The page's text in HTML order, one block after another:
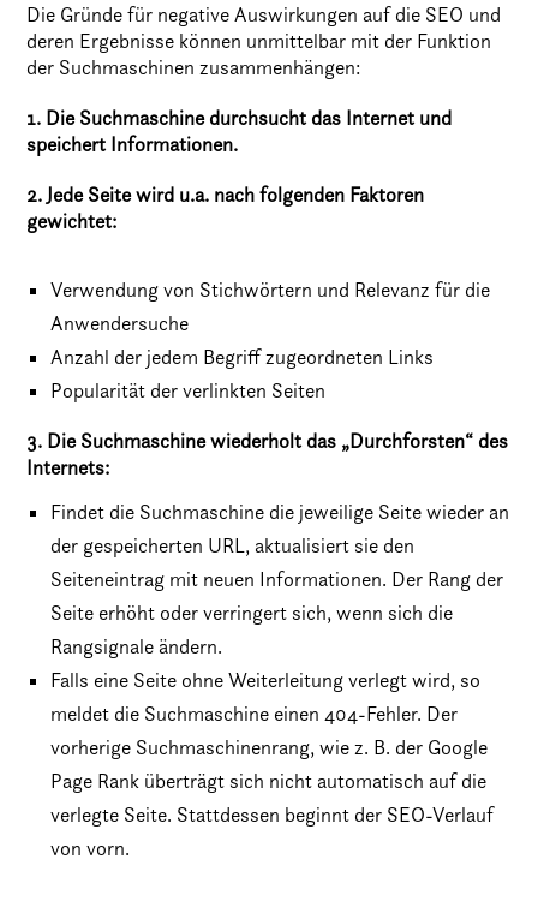
Die Gründe für negative Auswirkungen auf die SEO und
deren Ergebnisse können unmittelbar mit der Funktion
der Suchmaschinen zusammenhängen:
1. Die Suchmaschine durchsucht das Internet und
speichert Informationen.
2. Jede Seite wird u.a. nach folgenden Faktoren
gewichtet:
Verwendung von Stichwörtern und Relevanz für die
Anwendersuche
Anzahl der jedem Begriff zugeordneten Links
Popularität der verlinkten Seiten
3. Die Suchmaschine wiederholt das „Durchforsten“ des
Internets:
Findet die Suchmaschine die jeweilige Seite wieder an
der gespeicherten URL, aktualisiert sie den
Seiteneintrag mit neuen Informationen. Der Rang der
Seite erhöht oder verringert sich, wenn sich die
Rangsignale ändern.
Falls eine Seite ohne Weiterleitung verlegt wird, so
meldet die Suchmaschine einen 404-Fehler. Der
vorherige Suchmaschinenrang, wie z. B. der Google
Page Rank überträgt sich nicht automatisch auf die
verlegte Seite. Stattdessen beginnt der SEO-Verlauf
von vorn.